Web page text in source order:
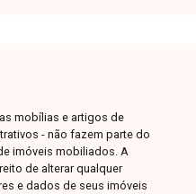
mobílias e artigos de
- não fazem parte do
imóveis mobiliados. A
de alterar qualquer
e dados de seus imóveis